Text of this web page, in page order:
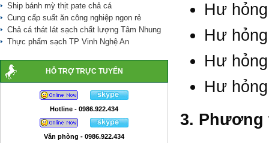
Ship bánh mỳ thịt pate chả cá
Cung cấp suất ăn công nghiệp ngon rẻ
Chả cá thát lát sạch chất lượng Tâm Nhung
Thực phẩm sạch TP Vinh Nghệ An
HỖ TRỢ TRỰC TUYẾN
Hotline - 0986.922.434
Văn phòng - 0986.922.434
Hư
Hư
Hư
Hư
3. Phương